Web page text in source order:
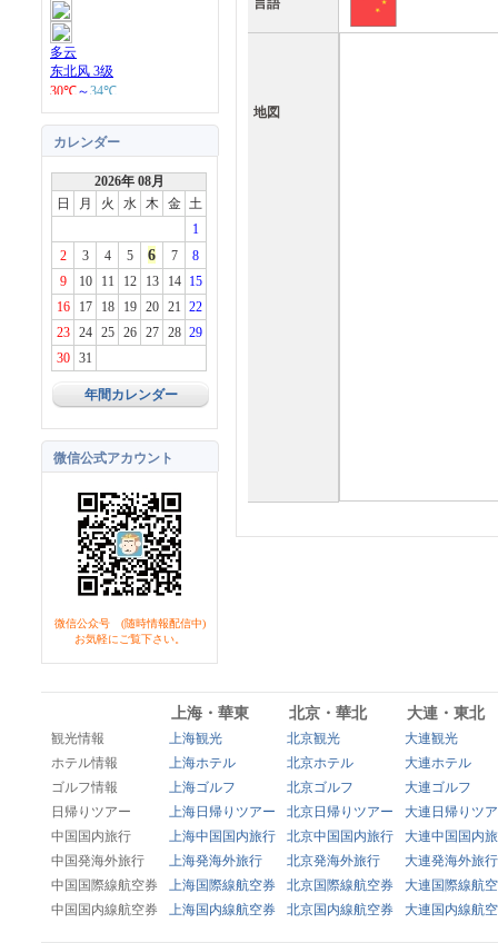
カレンダー
2026年 08月
日
月 火 水 木 金 土
1
2
3 4 5 6 7
8
9
10 11 12 13 14
15
16
17 18 19 20 21 22
23
24 25 26 27 28 29
30
31
年間カレンダー
微信公式アカウント
微信公众号 (随時情報配信中)
お気軽にご覧下さい。
言語
地図
上海・華東 北京・華北 大連・東北
観光情報 上海観光 北京観光
大連観光
ホテル情報
上海ホテル 北京ホテル
大連ホテル
ゴルフ情報
上海ゴルフ 北京ゴルフ
大連ゴルフ
日帰りツアー
上海日帰りツアー 北京日帰りツアー
大連日帰りツ
中国国内旅行
上海中国国内旅行 北京中国国内旅行
大連中国国内
中国発海外旅行
上海発海外旅行 北京発海外旅行
大連発海外旅行
中国国際線航空券
上海国際線航空券 北京国際線航空券
大連国際線航
中国国内線航空券
上海国内線航空券 北京国内線航空券 大連国内線航